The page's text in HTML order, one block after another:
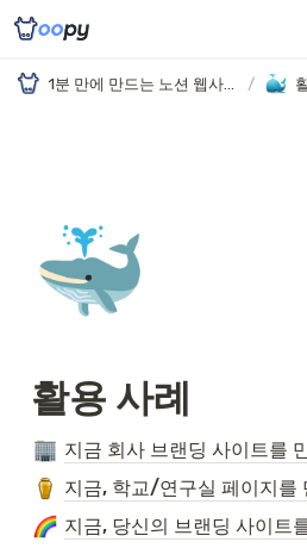
/
🐳
활용 사례
지금 회사 브랜딩 사이트를
지금, 학교/연구실 페이지를
지금, 당신의 브랜딩 사이트